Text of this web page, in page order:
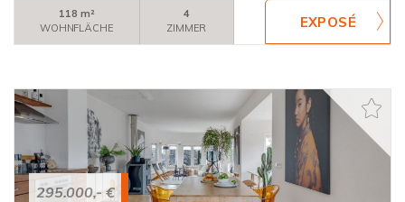
118 m²
WOHNFLÄCHE
4
ZIMMER
295.000,- €